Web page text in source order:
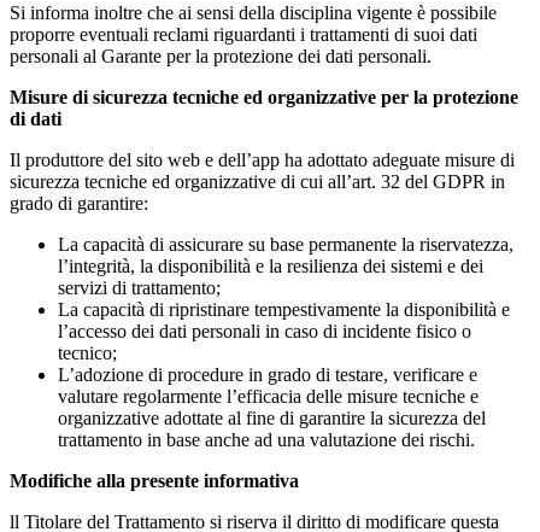
Si informa inoltre che ai sensi della disciplina vigente è possibile
proporre eventuali reclami riguardanti i trattamenti di suoi dati
personali al Garante per la protezione dei dati personali.
Misure di sicurezza tecniche ed organizzative per la protezione
di dati
Il produttore del sito web e dell’app ha adottato adeguate misure di
sicurezza tecniche ed organizzative di cui all’art. 32 del GDPR in
grado di garantire:
La capacità di assicurare su base permanente la riservatezza,
l’integrità, la disponibilità e la resilienza dei sistemi e dei
servizi di trattamento;
La capacità di ripristinare tempestivamente la disponibilità e
l’accesso dei dati personali in caso di incidente fisico o
tecnico;
L’adozione di procedure in grado di testare, verificare e
valutare regolarmente l’efficacia delle misure tecniche e
organizzative adottate al fine di garantire la sicurezza del
trattamento in base anche ad una valutazione dei rischi.
Modifiche alla presente informativa
ll Titolare del Trattamento si riserva il diritto di modificare questa